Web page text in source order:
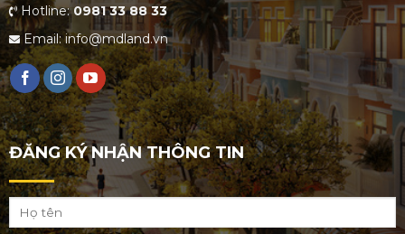
Hotline:0981 33 88 33
Email: info@mdland.vn
ĐĂNG KÝ NHẬN THÔNG TIN